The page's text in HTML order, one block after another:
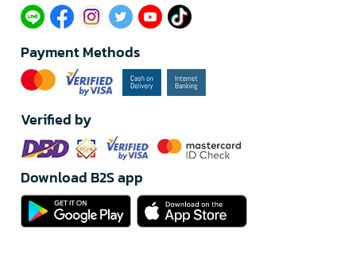
Payment Methods
Verified by
Download B2S app